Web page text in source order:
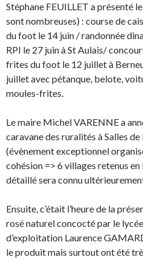
Stéphane FEUILLET a présenté
sont nombreuses) : course de
du foot le 14 juin / randonnée
RPI le 27 juin à St Aulais/
frites du foot le 12 juillet à
juillet avec pétanque, belote,
moules-frites.
Le maire Michel VARENNE a
caravane des ruralités à Salles
(évènement exceptionnel
cohésion => 6 villages retenus
détaillé sera connu
Ensuite, c’était l’heure de la
rosé naturel concocté par le
d’exploitation Laurence
le produit mais surtout ont été